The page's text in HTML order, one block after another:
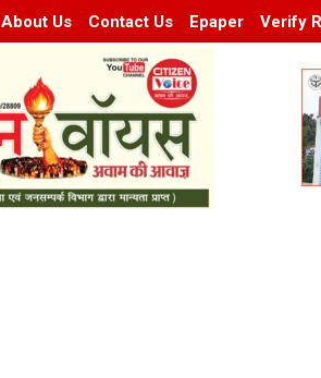
About Us Contact Us Epaper Verify